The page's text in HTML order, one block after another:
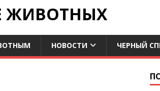
ЖИВОТНЫХ
НОВОСТИ ЧЕРНЫЙ